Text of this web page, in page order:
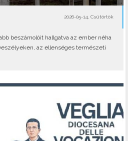
2026-05-14, Csütörtök
beszámolóit hallgatva az ember néha
az ellenséges természeti